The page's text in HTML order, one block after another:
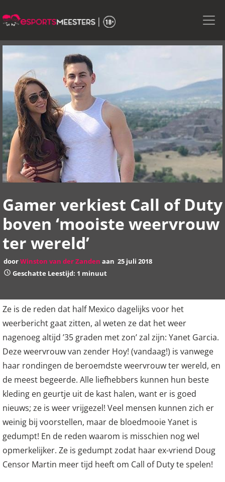
to
content
Gamer verkiest Call of Duty
boven ‘mooiste weervrouw
ter wereld’
doorWinston van der Zanden aan 25 juli 2018
Geschatte Leestijd: 1 minuut
Ze is de reden dat half Mexico dagelijks voor het
weerbericht gaat zitten, al weten ze dat het weer
nagenoeg altijd ’35 graden met zon’ zal zijn: Yanet Garcia.
Deze weervrouw van zender Hoy! (vandaag!) is vanwege
haar rondingen de beroemdste weervrouw ter wereld, en
de meest begeerde. Alle liefhebbers kunnen hun beste
kleding en geurtje uit de kast halen, want er is goed
nieuws; ze is weer vrijgezel! Veel mensen kunnen zich er
weinig bij voorstellen, maar de bloedmooie Yanet is
gedumpt! En de reden waarom is misschien nog wel
opmerkelijker. Ze is gedumpt zodat haar ex-vriend Doug
Censor Martin meer tijd heeft om Call of Duty te spelen!